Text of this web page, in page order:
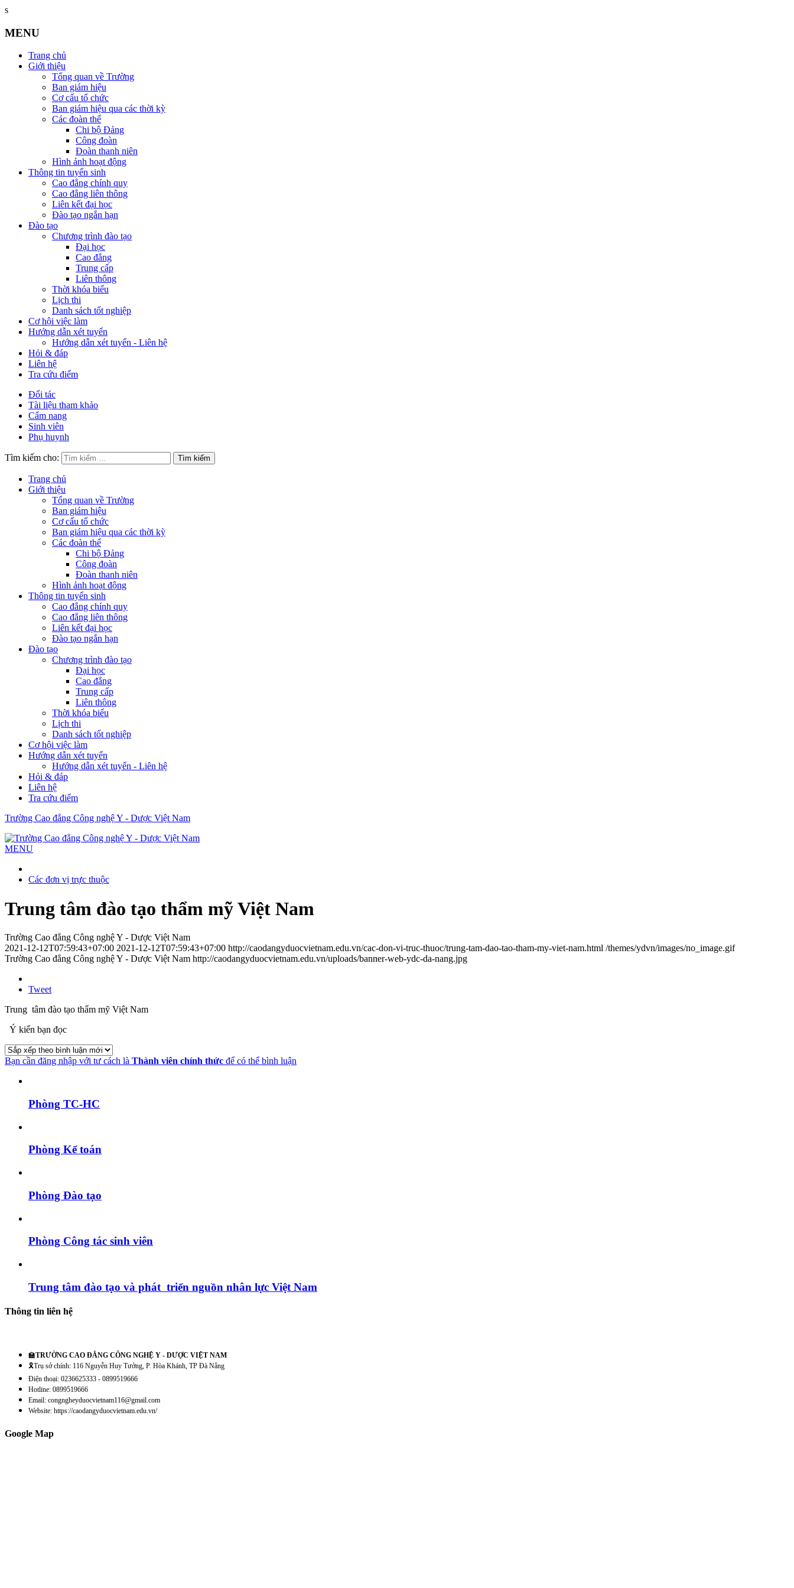
s
MENU
Trang chủ
Giới thiệu
Tổng quan về Trường
Ban giám hiệu
Cơ cấu tổ chức
Ban giám hiệu qua các thời kỳ
Các đoàn thể
Chi bộ Đảng
Công đoàn
Đoàn thanh niên
Hình ảnh hoạt động
Thông tin tuyển sinh
Cao đẳng chính quy
Cao đẳng liên thông
Liên kết đại học
Đào tạo ngắn hạn
Đào tạo
Chương trình đào tạo
Đại học
Cao đẳng
Trung cấp
Liên thông
Thời khóa biểu
Lịch thi
Danh sách tốt nghiệp
Cơ hội việc làm
Hướng dẫn xét tuyển
Hướng dẫn xét tuyển - Liên hệ
Hỏi & đáp
Liên hệ
Tra cứu điểm
Đối tác
Tài liệu tham khảo
Cẩm nang
Sinh viên
Phụ huynh
Tìm kiếm cho:
Trang chủ
Giới thiệu
Tổng quan về Trường
Ban giám hiệu
Cơ cấu tổ chức
Ban giám hiệu qua các thời kỳ
Các đoàn thể
Chi bộ Đảng
Công đoàn
Đoàn thanh niên
Hình ảnh hoạt động
Thông tin tuyển sinh
Cao đẳng chính quy
Cao đẳng liên thông
Liên kết đại học
Đào tạo ngắn hạn
Đào tạo
Chương trình đào tạo
Đại học
Cao đẳng
Trung cấp
Liên thông
Thời khóa biểu
Lịch thi
Danh sách tốt nghiệp
Cơ hội việc làm
Hướng dẫn xét tuyển
Hướng dẫn xét tuyển - Liên hệ
Hỏi & đáp
Liên hệ
Tra cứu điểm
Trường Cao đẳng Công nghệ Y - Dược Việt Nam
MENU
Các đơn vị trực thuộc
Trung tâm đào tạo thẩm mỹ Việt Nam
Trường Cao đẳng Công nghệ Y - Dược Việt Nam
2021-12-12T07:59:43+07:00 2021-12-12T07:59:43+07:00 http://caodangyduocvietnam.edu.vn/cac-don-vi-truc-thuoc/trung-tam-dao-tao-tham-my-viet-nam.html /themes/ydvn/images/no_image.gif
Trường Cao đẳng Công nghệ Y - Dược Việt Nam http://caodangyduocvietnam.edu.vn/uploads/banner-web-ydc-da-nang.jpg
Tweet
Trung tâm đào tạo thẩm mỹ Việt Nam
Ý kiến bạn đọc
Bạn cần đăng nhập với tư cách là Thành viên chính thức để có thể bình luận
Phòng TC-HC
Phòng Kế toán
Phòng Đào tạo
Phòng Công tác sinh viên
Trung tâm đào tạo và phát triển nguồn nhân lực Việt Nam
Thông tin liên hệ
🏫TRƯỜNG CAO ĐẲNG CÔNG NGHỆ Y - DƯỢC VIỆT NAM
🎗️Trụ sở chính: 116 Nguyễn Huy Tưởng, P. Hòa Khánh, TP Đà Nẵng
Điện thoại: 0236625333 - 0899519666
Hotline: 0899519666
Email: congngheyduocvietnam116@gmail.com
Website: https://caodangyduocvietnam.edu.vn/
Google Map